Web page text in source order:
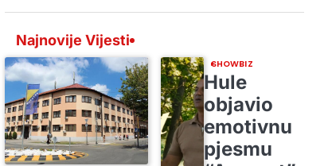
Najnovije Vijesti
SHOWBIZ
Hule
objavio
emotivnu
pjesmu